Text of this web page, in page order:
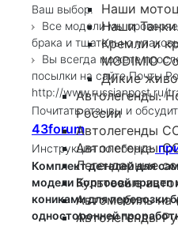
Наши
Наши
Кремли и
MODIMIO
Дикие
Автолегенды.
России
Автолегенды
Автолегенды
Легендарные
Культовые
Автомобиль на
Автолегенды
Ваш выбор.
Все модели мы
брака и тщательно
Вы всегда можете
посылки на сайте Почты
http://www.russianpost.ru/
Почитать отзывы и
43forum
Инструкция по сборке:
Комплект деталей для
модели Бортовой прицеп
кониками для перевозки
односторонней